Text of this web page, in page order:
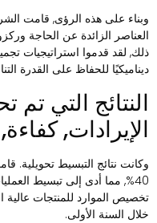
على هذه الرؤى, قامت
الزائدة عن الحاجة وركزوا
لقد قدموا استراتيجيات
للحفاظ على القدرة
التي تم
كفاءة,
نتائج التبسيط تحويلية.
40%, مما أدى إلى تبسيط
السنة الأولى.